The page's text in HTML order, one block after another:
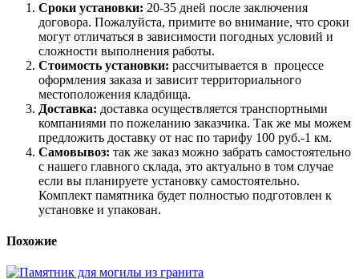
Сроки установки: 20-35 дней после заключения
договора. Пожалуйста, примите во внимание, что сроки
могут отличаться в зависимости погодных условий и
сложности выполнения работы.
Стоимость установки: рассчитывается в процессе
оформления заказа и зависит территориального
местоположения кладбища.
Доставка: доставка осуществляется транспортными
компаниями по пожеланию заказчика. Так же мы можем
предложить доставку от нас по тарифу 100 руб.-1 км.
Самовывоз: так же заказ можно забрать самостоятельно
с нашего главного склада, это актуально в том случае
если вы планируете установку самостоятельно.
Комплект памятника будет полностью подготовлен к
установке и упакован.
Похожие